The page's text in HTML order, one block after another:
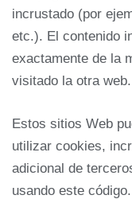
incrustado (por
etc.). El contenido
exactamente de la
visitado la otra web.
Estos sitios Web
utilizar cookies,
adicional de
usando este código.